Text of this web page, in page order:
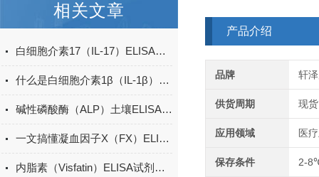
相关文章
白细胞介素17（IL-17）ELISA试剂盒的特点及优势
什么是白细胞介素1β（IL-1β）ELISA试剂盒？
碱性磷酸酶（ALP）土壤ELISA的操作方法
一文搞懂凝血因子X（FX）ELISA试剂盒的特点
内脂素（Visfatin）ELISA试剂盒的特点与优势
产品介绍
品牌 轩
供货周期 现货
应用领域 医
保存条件 2-